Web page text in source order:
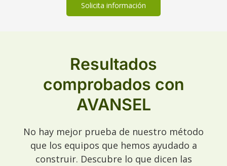
Solicita información
Resultados
comprobados con
AVANSEL
No hay mejor prueba de nuestro método
que los equipos que hemos ayudado a
construir. Descubre lo que dicen las